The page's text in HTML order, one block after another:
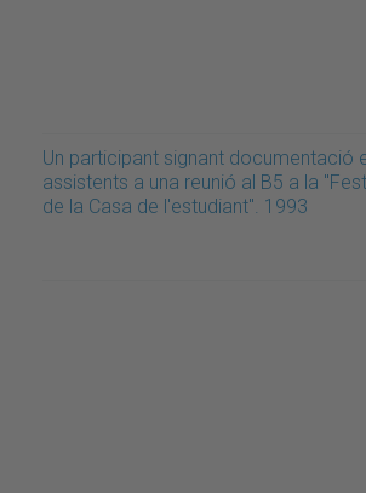
Un participant signant documentació
assistents a una reunió al B5 a la
de la Casa de l'estudiant". 1993